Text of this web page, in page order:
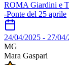
ROMA Giardini e
-Ponte del 25 aprile
24/04/2025 - 27/
MG
Mara Gaspari